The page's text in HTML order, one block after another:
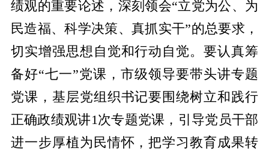
绩观的重要论述，深刻领会“立党为公、为
民造福、科学决策、真抓实干”的总要求，
切实增强思想自觉和行动自觉。要认真筹
备好“七一”党课，市级领导要带头讲专题
党课，基层党组织书记要围绕树立和践行
正确政绩观讲1次专题党课，引导党员干部
进一步厚植为民情怀，把学习教育成果转